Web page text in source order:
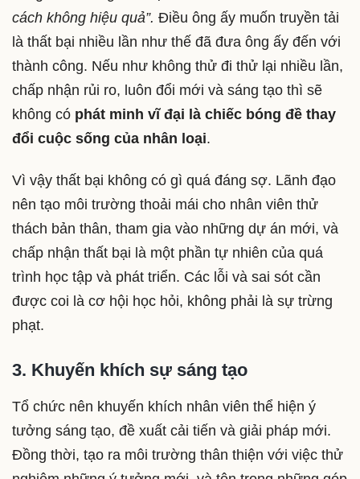
cách không hiệu quả”. Điều ông ấy muốn truyền tải
là thất bại nhiều lần như thế đã đưa ông ấy đến với
thành công. Nếu như không thử đi thử lại nhiều lần,
chấp nhận rủi ro, luôn đổi mới và sáng tạo thì sẽ
không có phát minh vĩ đại là chiếc bóng đề thay
đổi cuộc sống của nhân loại.
Vì vậy thất bại không có gì quá đáng sợ. Lãnh đạo
nên tạo môi trường thoải mái cho nhân viên thử
thách bản thân, tham gia vào những dự án mới, và
chấp nhận thất bại là một phần tự nhiên của quá
trình học tập và phát triển. Các lỗi và sai sót cần
được coi là cơ hội học hỏi, không phải là sự trừng
phạt.
3. Khuyến khích sự sáng tạo
Tổ chức nên khuyến khích nhân viên thể hiện ý
tưởng sáng tạo, đề xuất cải tiến và giải pháp mới.
Đồng thời, tạo ra môi trường thân thiện với việc thử